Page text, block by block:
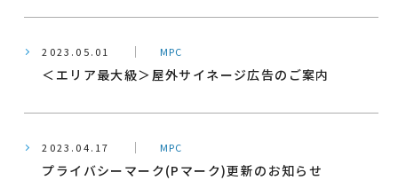
2023.05.01 MPC
＜エリア最大級＞屋外サイネージ広告のご案内
2023.04.17 MPC
プライバシーマーク(Pマーク)更新のお知らせ